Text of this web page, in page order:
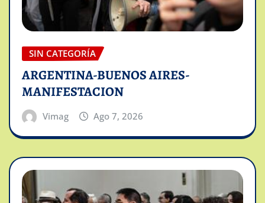
SIN CATEGORÍA
ARGENTINA-BUENOS AIRES-
MANIFESTACION
Vimag Ago 7, 2026